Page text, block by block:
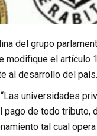
del grupo
modifique el
al desarrollo del país.
universidades
pago de todo
tal cual